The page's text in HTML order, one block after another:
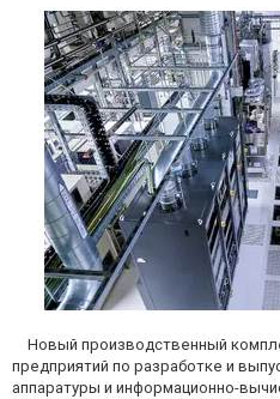
Новый производственный
предприятий по разработке и
аппаратуры и информационно-